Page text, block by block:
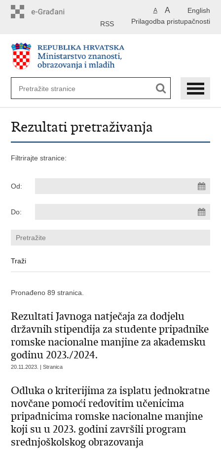
English
A A
Prilagodba pristupačnosti
RSS
Rezultati pretraživanja
Filtrirajte stranice:
Od:
Do:
Pronađeno 89 stranica.
Rezultati Javnoga natječaja za dodjelu
državnih stipendija za studente pripadnike
romske nacionalne manjine za akademsku
godinu 2023./2024.
20.11.2023. | Stranica
Odluka o kriterijima za isplatu jednokratne
novčane pomoći redovitim učenicima
pripadnicima romske nacionalne manjine
koji su u 2023. godini završili program
srednjoškolskog obrazovanja